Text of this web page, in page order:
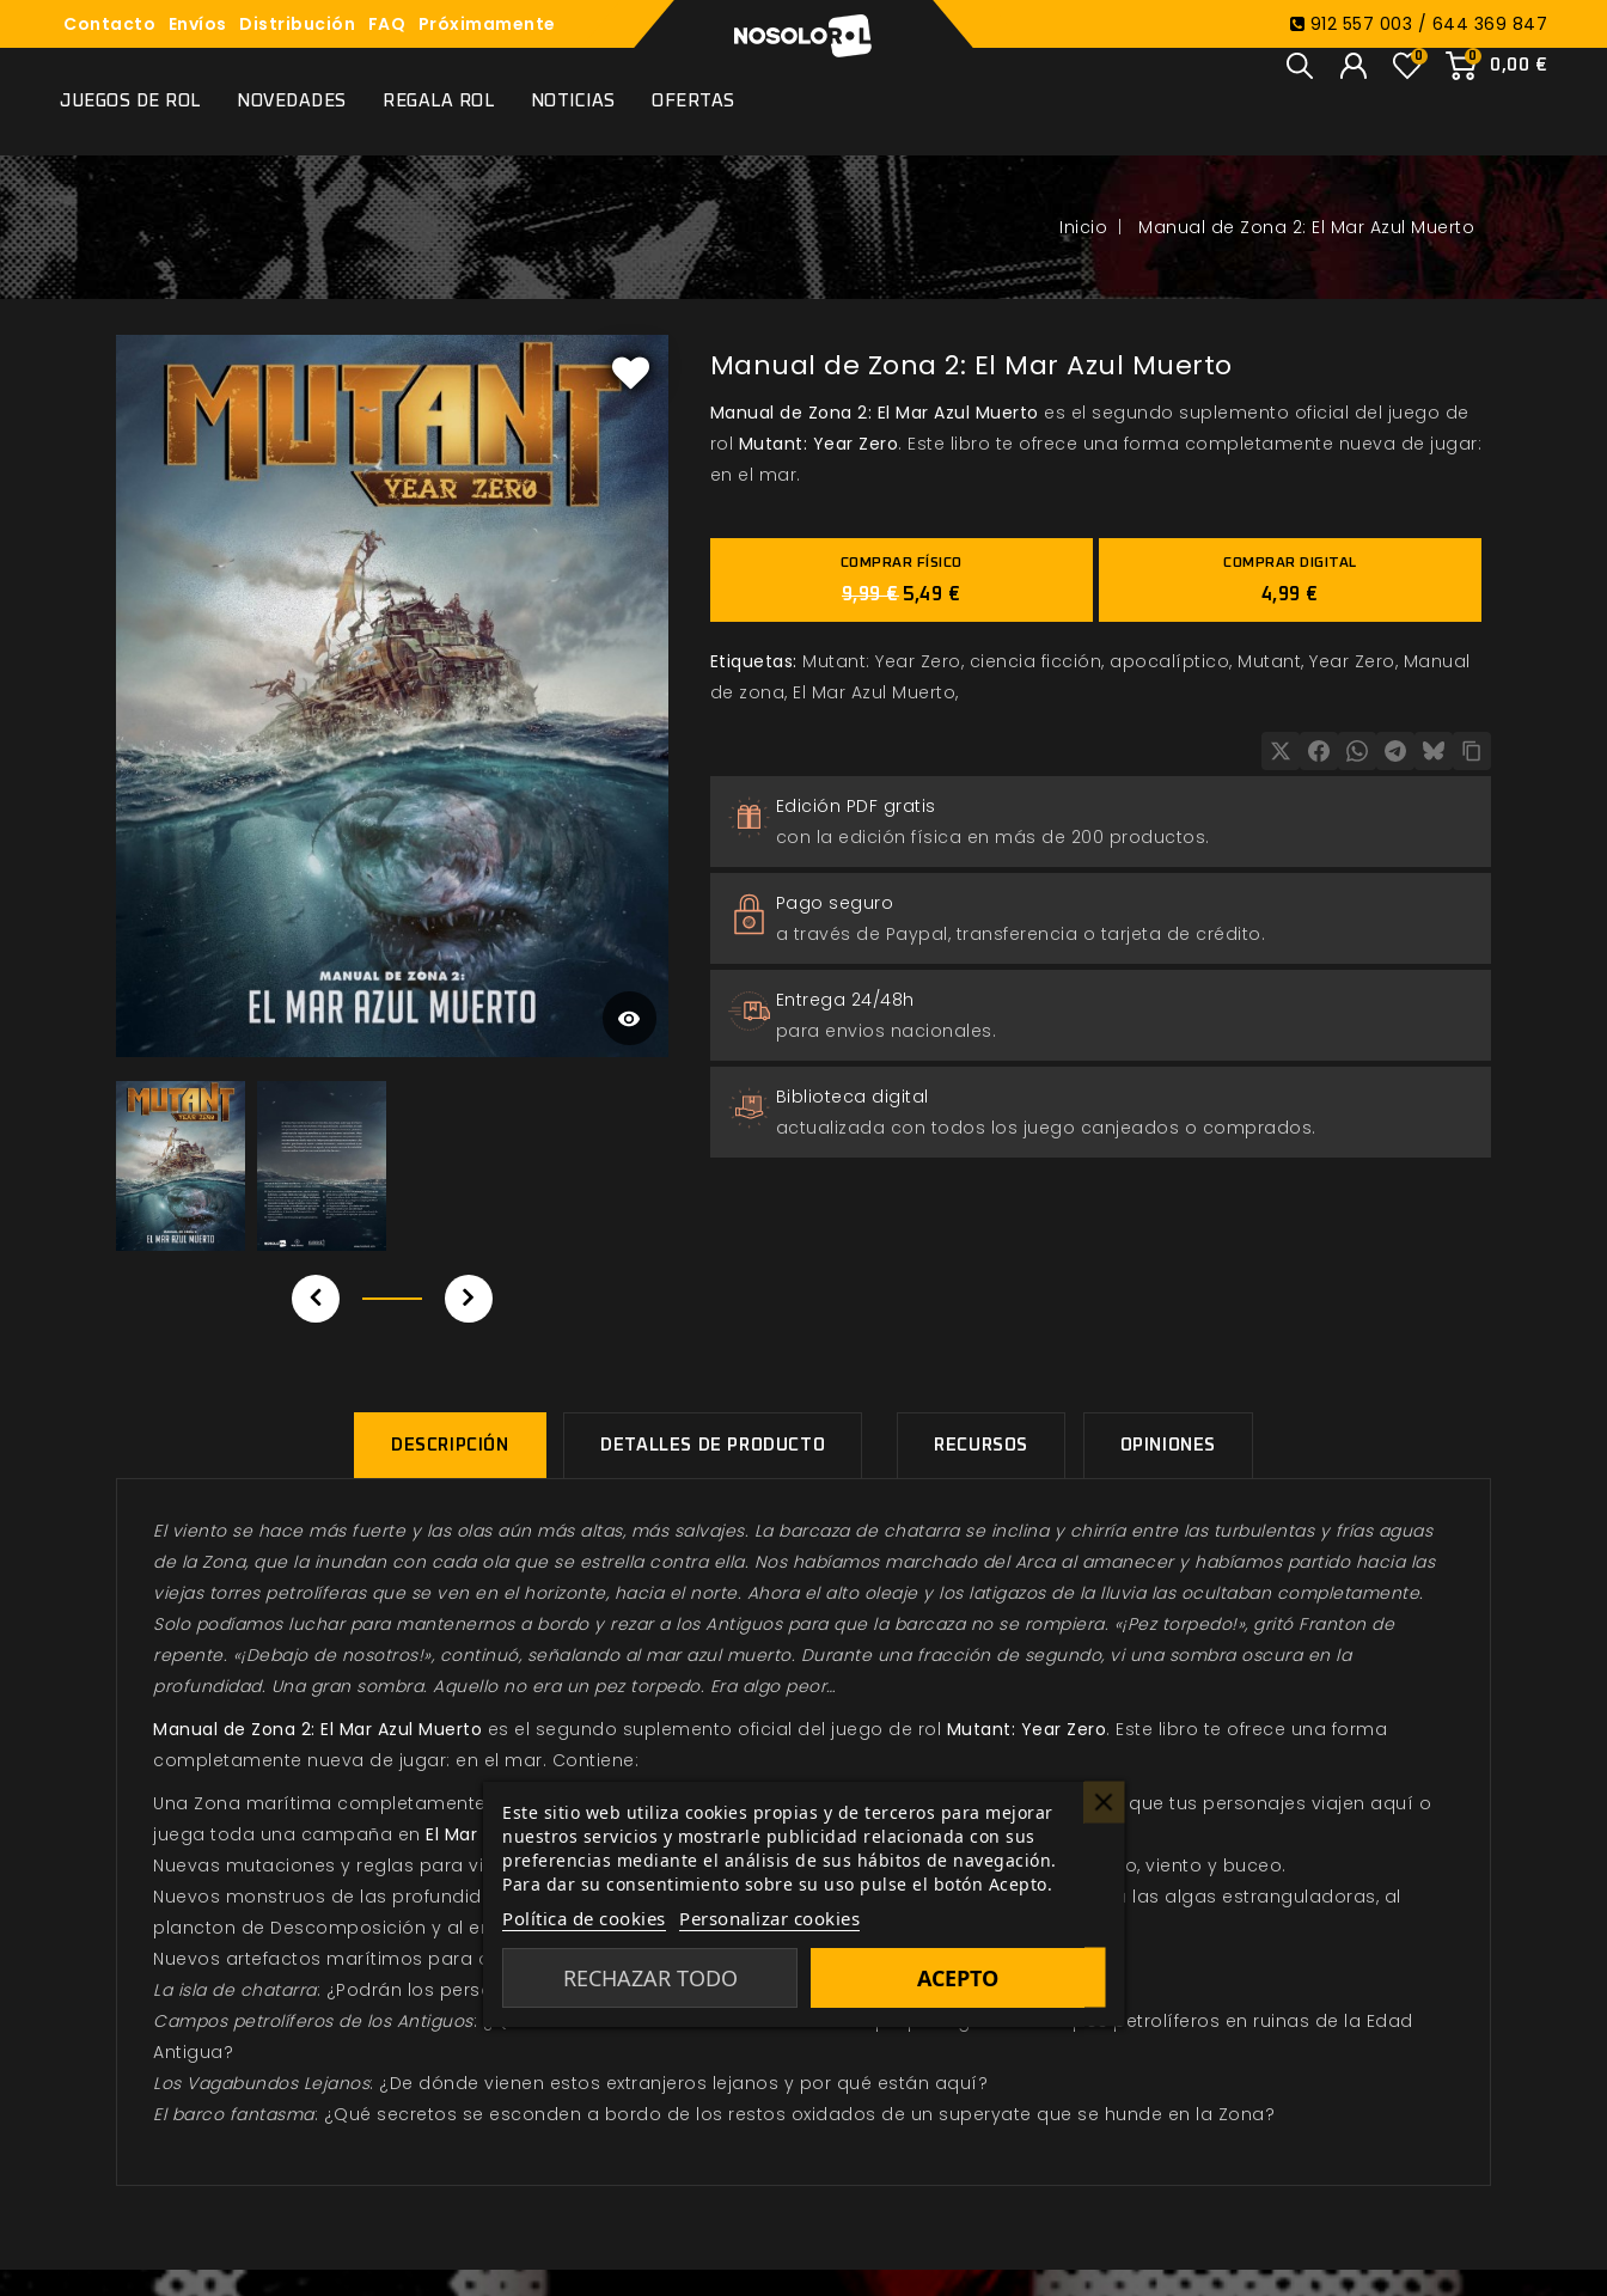
Contacto Envíos Distribución FAQ Próximamente 912 557 003 / 644 369 847
0
0,00 €
0
JUEGOS DE ROL NOVEDADES REGALA ROL NOTICIAS OFERTAS
Manual de Zona 2: El Mar Azul Muerto
Manual de Zona 2: El Mar Azul Muerto
Manual de Zona 2: El Mar Azul Muerto es el segundo suplemento oficial del juego de
rol Mutant: Year Zero. Este libro te ofrece una forma completamente nueva de jugar:
en el mar.
COMPRAR FÍSICO
9,99 € 5,49 €
COMPRAR DIGITAL
4,99 €
Etiquetas: Mutant: Year Zero ciencia ficción apocalíptico Mutant Year Zero Manual
de zona El Mar Azul Muerto
Edición PDF gratis
con la edición física en más de 200 productos.
Pago seguro
a través de Paypal, transferencia o tarjeta de crédito.
Entrega 24/48h
para envios nacionales.
Biblioteca digital
actualizada con todos los juego canjeados o comprados.
DESCRIPCIÓN DETALLES DE PRODUCTO RECURSOS OPINIONES
El viento se hace más fuerte y las olas aún más altas, más salvajes. La barcaza de chatarra se inclina y chirría entre las turbulentas y frías aguas
de la Zona, que la inundan con cada ola que se estrella contra ella. Nos habíamos marchado del Arca al amanecer y habíamos partido hacia las
viejas torres petrolíferas que se ven en el horizonte, hacia el norte. Ahora el alto oleaje y los latigazos de la lluvia las ocultaban completamente.
Solo podíamos luchar para mantenernos a bordo y rezar a los Antiguos para que la barcaza no se rompiera. «¡Pez torpedo!», gritó Franton de
repente. «¡Debajo de nosotros!», continuó, señalando al mar azul muerto. Durante una fracción de segundo, vi una sombra oscura en la
profundidad. Una gran sombra. Aquello no era un pez torpedo. Era algo peor…
Manual de Zona 2: El Mar Azul Muerto es el segundo suplemento oficial del juego de rol Mutant: Year Zero. Este libro te ofrece una forma
completamente nueva de jugar: en el mar. Contiene:
Una Zona marítima completamente nueva, descrita con texto, ilustraciones y un mapa a todo color. Deja que tus personajes viajen aquí o
juega toda una campaña en El Mar Azul Muerto.
Nuevas mutaciones y reglas para viajar por la Zona marítima, incluyendo navegación, tiempo atmosférico, viento y buceo.
Nuevos monstruos de las profundidades para que acechen a tus personajes. Enfréntate al pez torpedo, a las algas estranguladoras, al
plancton de Descomposición y al enorme Leviatán.
Nuevos artefactos marítimos para que los personajes los encuentren.
La isla de chatarra: ¿Podrán los personajes escapar de las garras de los esclavistas mutantes?
Campos petrolíferos de los Antiguos: ¿Quiénes son esos misteriosos soldados que protegen los campos petrolíferos en ruinas de la Edad
Antigua?
Los Vagabundos Lejanos: ¿De dónde vienen estos extranjeros lejanos y por qué están aquí?
El barco fantasma: ¿Qué secretos se esconden a bordo de los restos oxidados de un superyate que se hunde en la Zona?
Este sitio web utiliza cookies propias y de terceros para mejorar
nuestros servicios y mostrarle publicidad relacionada con sus
preferencias mediante el análisis de sus hábitos de navegación.
Para dar su consentimiento sobre su uso pulse el botón Acepto.
Política de cookies Personalizar cookies
RECHAZAR TODO ACEPTO